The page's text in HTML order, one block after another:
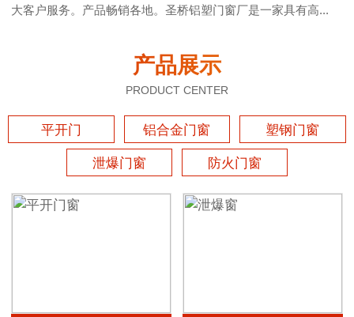
大客户服务。产品畅销各地。圣桥铝塑门窗厂是一家具有高...
产品展示
PRODUCT CENTER
平开门 铝合金门窗 塑钢门窗
泄爆门窗 防火门窗